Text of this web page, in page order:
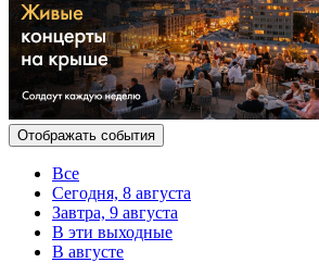
Отображать события
Все
Сегодня, 8 августа
Завтра, 9 августа
В эти выходные
В августе